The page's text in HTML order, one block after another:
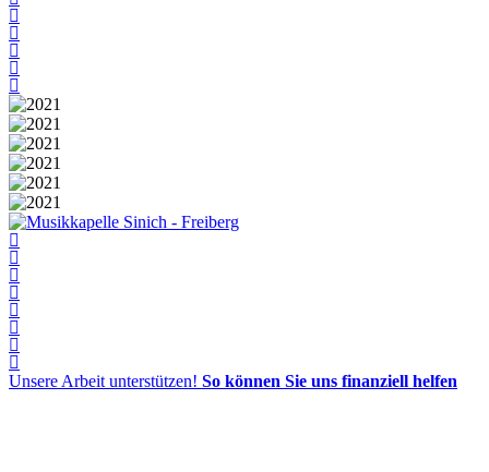
Unsere Arbeit unterstützen! So können Sie uns finanziell helfen